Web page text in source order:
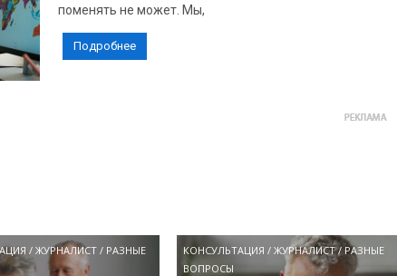
поменять не может. Мы,
Подробнее
/ЖУРНАЛИСТ / РАЗНЫЕ
КОНСУЛЬТАЦИЯ /ЖУРНАЛИСТ/ РАЗНЫЕ
ВОПРОСЫ